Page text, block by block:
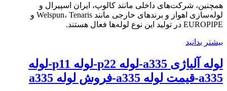
همچنین، شرکت‌های داخلی مانند کالوپ، ایران اسپیرال و
لوله‌سازی اهواز و برندهای خارجی مانند Welspun، Tenaris و
EUROPIPE در تولید این نوع لوله‌ها فعال هستند.
بیشتر بدانید
لوله آلیاژی a335-لوله p22-لوله p11-لوله
a335-قیمت لوله a335-فروش لوله a335